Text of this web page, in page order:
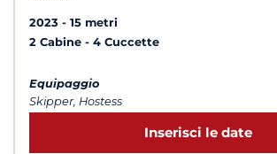
2023
15 metri
2 Cabine
4 Cuccette
Equipaggio
Skipper, Hostess
Inserisci le date